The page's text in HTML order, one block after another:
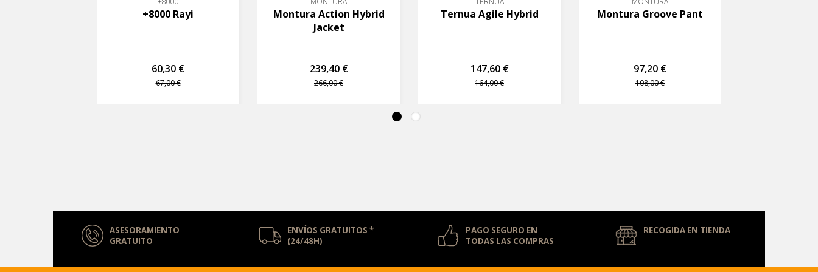
+8000 Rayi
60,30 €
67,00 €
Montura Action Hybrid
Jacket
239,40 €
266,00 €
Ternua Agile Hybrid
147,60 €
164,00 €
Montura Groove Pant
97,20 €
108,00 €
ASESORAMIENTO
GRATUITO
ENVÍOS GRATUITOS *
(24/48H)
PAGO SEGURO EN
TODAS LAS COMPRAS
RECOGIDA EN TIENDA